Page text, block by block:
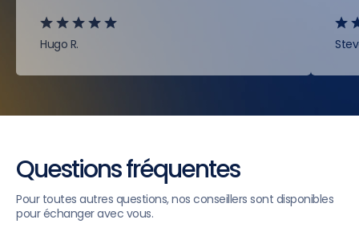
Hugo R.
Questions fréquentes
Pour toutes autres questions, nos conseillers sont disponibles
pour échanger avec vous.